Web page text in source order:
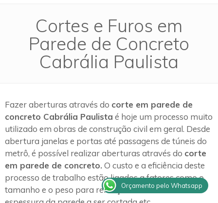
Cortes e Furos em
Parede de Concreto
Cabrália Paulista
Fazer aberturas através do corte em parede de
concreto Cabrália Paulista é hoje um processo muito
utilizado em obras de construção civil em geral. Desde
abertura janelas e portas até passagens de túneis do
metrô, é possível realizar aberturas através do corte
em parede de concreto. O custo e a eficiência deste
processo de trabalho estão ligados a fatores como o
tamanho e o peso para remoção dos blocos e a
Orçamento pelo Whatsapp